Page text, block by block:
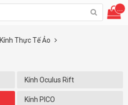
...
Kính Thực Tế Ảo
Kính Oculus Rift
Kính PICO